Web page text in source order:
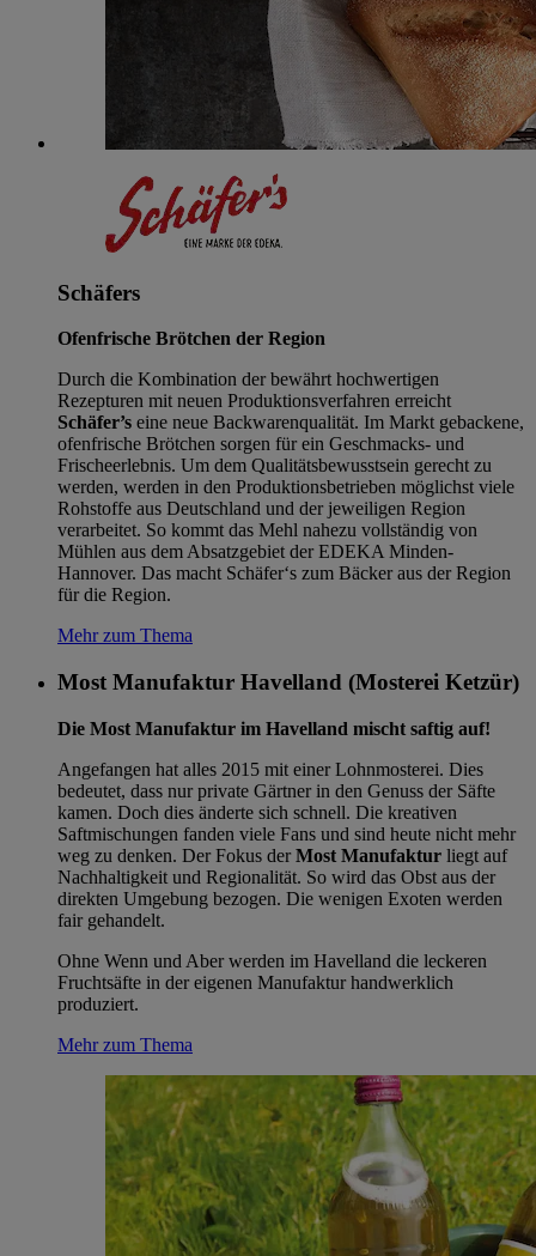
Schäfers
Ofenfrische Brötchen der Region
Durch die Kombination der bewährt hochwertigen
Rezepturen mit neuen Produktionsverfahren erreicht
Schäfer’s eine neue Backwarenqualität. Im Markt gebackene,
ofenfrische Brötchen sorgen für ein Geschmacks- und
Frischeerlebnis. Um dem Qualitätsbewusstsein gerecht zu
werden, werden in den Produktionsbetrieben möglichst viele
Rohstoffe aus Deutschland und der jeweiligen Region
verarbeitet. So kommt das Mehl nahezu vollständig von
Mühlen aus dem Absatzgebiet der EDEKA Minden-
Hannover. Das macht Schäfer‘s zum Bäcker aus der Region
für die Region.
Mehr zum Thema
Most Manufaktur Havelland (Mosterei Ketzür)
Die Most Manufaktur im Havelland mischt saftig auf!
Angefangen hat alles 2015 mit einer Lohnmosterei. Dies
bedeutet, dass nur private Gärtner in den Genuss der Säfte
kamen. Doch dies änderte sich schnell. Die kreativen
Saftmischungen fanden viele Fans und sind heute nicht mehr
weg zu denken. Der Fokus der Most Manufaktur liegt auf
Nachhaltigkeit und Regionalität. So wird das Obst aus der
direkten Umgebung bezogen. Die wenigen Exoten werden
fair gehandelt.
Ohne Wenn und Aber werden im Havelland die leckeren
Fruchtsäfte in der eigenen Manufaktur handwerklich
produziert.
Mehr zum Thema